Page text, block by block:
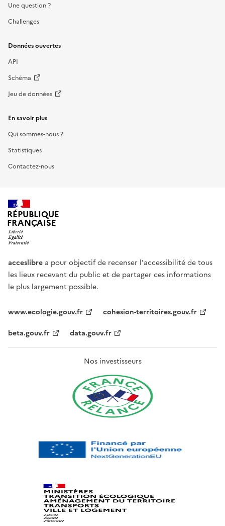
Une question ?
Challenges
Données ouvertes
API
Schéma
Jeu de données
En savoir plus
Qui sommes-nous ?
Statistiques
Contactez-nous
RÉPUBLIQUE
FRANÇAISE
acceslibre a pour objectif de recenser l'accessibilité de tous
les lieux recevant du public et de partager ces informations
le plus largement possible.
www.ecologie.gouv.fr
cohesion-territoires.gouv.fr
beta.gouv.fr
data.gouv.fr
Nos investisseurs